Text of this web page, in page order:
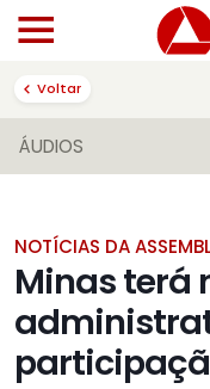
Voltar
ÁUDIOS
NOTÍCIAS DA
Minas terá